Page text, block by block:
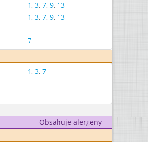
1, 3, 7, 9, 13
1, 3, 7, 9, 13
7
1, 3, 7
Obsahuje alergeny